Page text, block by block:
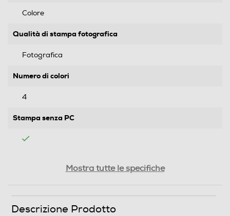
Colore
Qualità di stampa fotografica
Fotografica
Numero di colori
4
Stampa senza PC
Connettività
Mostra tutte le specifiche
Descrizione Prodotto